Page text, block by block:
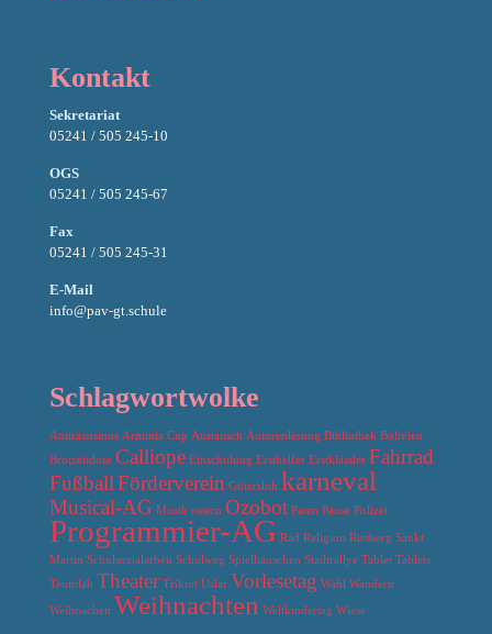
Kontakt
Sekretariat
05241 / 505 245-10
OGS
05241 / 505 245-67
Fax
05241 / 505 245-31
E-Mail
info@pav-gt.schule
Schlagwortwolke
Antirassismus Arminia Cup Austausch Autorenlesung Bibliothek Bolivien
Brotzeitdose Calliope Einschulung Ersthelfer Erstklässler Fahrrad
FußballFörderverein Gütersloh karneval
Musical-AG Musik ostern Ozobot Paten Pause Polizei
Programmier-AG Rad Religion Rietberg Sankt
Martin Schulsozialarbeit Schulweg Spielhäuschen Stadtrallye Tablet Tablets
Teutolab Theater Triktot Uslar Vorlesetag Wahl Wandern
Weihnachen Weihnachten Weltkindertag Wiese